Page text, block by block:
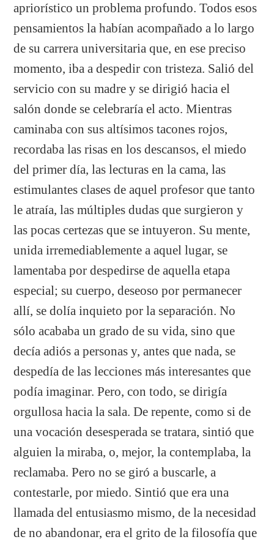
apriorístico un problema profundo. Todos esos
pensamientos la habían acompañado a lo largo
de su carrera universitaria que, en ese preciso
momento, iba a despedir con tristeza. Salió del
servicio con su madre y se dirigió hacia el
salón donde se celebraría el acto. Mientras
caminaba con sus altísimos tacones rojos,
recordaba las risas en los descansos, el miedo
del primer día, las lecturas en la cama, las
estimulantes clases de aquel profesor que tanto
le atraía, las múltiples dudas que surgieron y
las pocas certezas que se intuyeron. Su mente,
unida irremediablemente a aquel lugar, se
lamentaba por despedirse de aquella etapa
especial; su cuerpo, deseoso por permanecer
allí, se dolía inquieto por la separación. No
sólo acababa un grado de su vida, sino que
decía adiós a personas y, antes que nada, se
despedía de las lecciones más interesantes que
podía imaginar. Pero, con todo, se dirigía
orgullosa hacia la sala. De repente, como si de
una vocación desesperada se tratara, sintió que
alguien la miraba, o, mejor, la contemplaba, la
reclamaba. Pero no se giró a buscarle, a
contestarle, por miedo. Sintió que era una
llamada del entusiasmo mismo, de la necesidad
de no abandonar, era el grito de la filosofía que